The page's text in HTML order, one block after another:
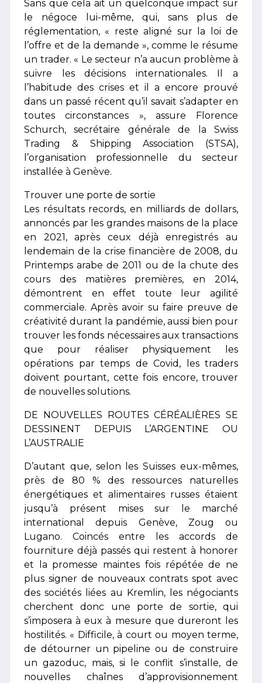
Sans que cela ait un quelconque impact sur
le négoce lui-même, qui, sans plus de
réglementation, « reste aligné sur la loi de
l’offre et de la demande », comme le résume
un trader. « Le secteur n’a aucun problème à
suivre les décisions internationales. Il a
l’habitude des crises et il a encore prouvé
dans un passé récent qu’il savait s’adapter en
toutes circonstances », assure Florence
Schurch, secrétaire générale de la Swiss
Trading & Shipping Association (STSA),
l’organisation professionnelle du secteur
installée à Genève.
Trouver une porte de sortie
Les résultats records, en milliards de dollars,
annoncés par les grandes maisons de la place
en 2021, après ceux déjà enregistrés au
lendemain de la crise financière de 2008, du
Printemps arabe de 2011 ou de la chute des
cours des matières premières, en 2014,
démontrent en effet toute leur agilité
commerciale. Après avoir su faire preuve de
créativité durant la pandémie, aussi bien pour
trouver les fonds nécessaires aux transactions
que pour réaliser physiquement les
opérations par temps de Covid, les traders
doivent pourtant, cette fois encore, trouver
de nouvelles solutions.
DE NOUVELLES ROUTES CÉRÉALIÈRES SE
DESSINENT DEPUIS L’ARGENTINE OU
L’AUSTRALIE
D’autant que, selon les Suisses eux-mêmes,
près de 80 % des ressources naturelles
énergétiques et alimentaires russes étaient
jusqu’à présent mises sur le marché
international depuis Genève, Zoug ou
Lugano. Coincés entre les accords de
fourniture déjà passés qui restent à honorer
et la promesse maintes fois répétée de ne
plus signer de nouveaux contrats spot avec
des sociétés liées au Kremlin, les négociants
cherchent donc une porte de sortie, qui
s’imposera à eux à mesure que dureront les
hostilités. « Difficile, à court ou moyen terme,
de détourner un pipeline ou de construire
un gazoduc, mais, si le conflit s’installe, de
nouvelles chaînes d’approvisionnement